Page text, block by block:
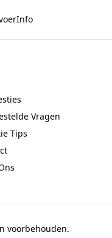
Info
Vragen
Tips
voorbehouden.